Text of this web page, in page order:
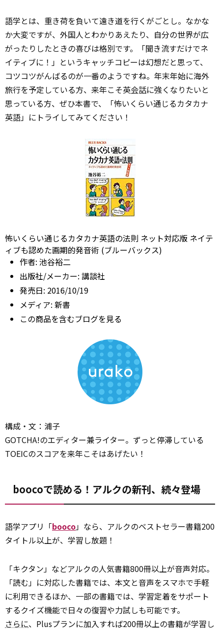
語学とは、重き荷を負いて遠き道を行くがごとし。なかな
か大変ですが、外国人とわかりあえたり、自分の世界が広
がったりしたときの喜びは格別です。「聞き流すだけでネ
イティブに！」というキャッチコピーは幻想だと思って、
コツコツがんばるのが一番のようですね。年末年始に海外
旅行を予定している方、来年こそ英会話に強くなりたいと
思っている方、ぜひ本書で、「怖いくらい通じるカタカナ
英語」にトライしてみてください！
怖いくらい通じるカタカナ英語の法則 ネット対応版 ネイテ
ィブも認めた画期的発音術 (ブルーバックス)
作者: 池谷裕二
出版社/メーカー: 講談社
発売日: 2016/10/19
メディア: 新書
この商品を含むブログを見る
構成・文：浦子
GOTCHA!のエディター兼ライター。ずっと停滞している
TOEICのスコアを来年こそはあげたい！
boocoで読める！アルクの新刊、続々登場
語学アプリ「booco」なら、アルクのベストセラー書籍200
タイトル以上が、学習し放題！
「キクタン」などアルクの人気書籍800冊以上が音声対応。
「読む」に対応した書籍では、本文と音声をスマホで手軽
に利用できるほか、一部の書籍では、学習定着をサポート
するクイズ機能で日々の復習や力試しも可能です。
さらに、Plusプランに加入すれば200冊以上の書籍が学習し